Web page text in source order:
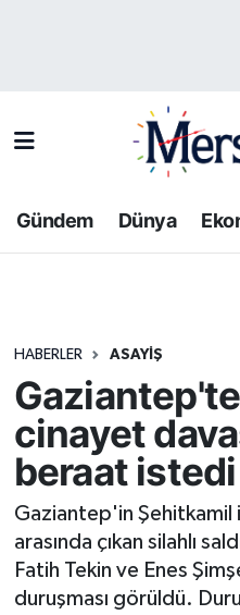
Gündem Dünya
HABERLER ASAYIŞ
cinayet
beraat istedi
Gaziantep'in Şehitkamil
arasında çıkan silahlı
Fatih Tekin ve Enes
duruşması görüldü.
Bilim-Teknoloji
Dünya
Ekonomi
Gündem
Kültür-Sanat
Resmi İlan
Sağlık
Trafik Durumu
Tüm Manşetler
Haber Arşivi